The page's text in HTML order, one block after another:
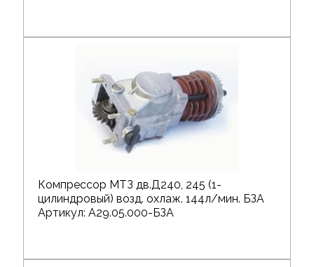
Компрессор МТЗ дв.Д240, 245 (1-
цилиндровый) возд. охлаж. 144л/мин. БЗА
Артикул: А29.05.000-БЗА